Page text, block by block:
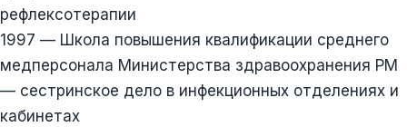
рефлексотерапии
1997 — Школа повышения квалификации среднего
медперсонала Министерства здравоохранения РМ
— сестринское дело в инфекционных отделениях и
кабинетах